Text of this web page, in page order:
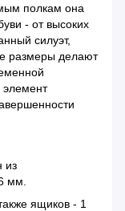
полкам она
- от высоких
силуэт,
размеры делают
из
мм.
ящиков - 1